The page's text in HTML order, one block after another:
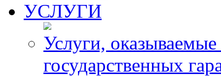
УСЛУГИ
Услуги,
государственных